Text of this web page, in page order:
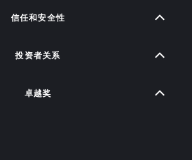
信任和安全性
投资者关系
卓越奖